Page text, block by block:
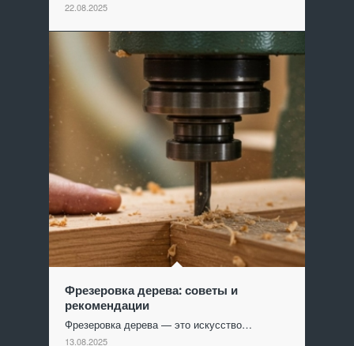
22.08.2025
Фрезеровка дерева: советы и
рекомендации
Фрезеровка дерева — это искусство…
13.08.2025